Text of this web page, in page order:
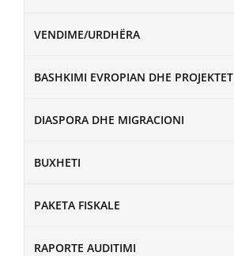
VENDIME/URDHËRA
BASHKIMI EVROPIAN DHE PROJEKTET
DIASPORA DHE MIGRACIONI
BUXHETI
PAKETA FISKALE
RAPORTE AUDITIMI